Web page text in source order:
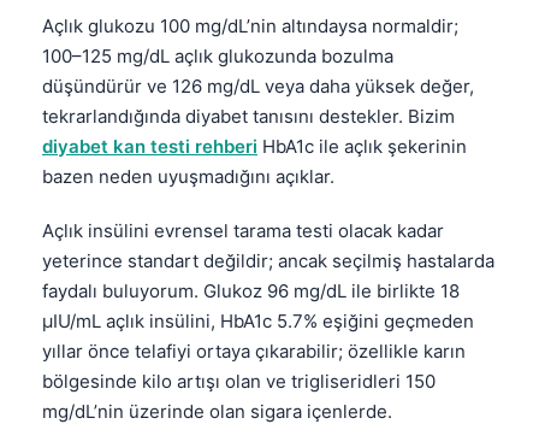
Açlık glukozu 100 mg/dL’nin altındaysa normaldir;
100–125 mg/dL açlık glukozunda bozulma
düşündürür ve 126 mg/dL veya daha yüksek değer,
tekrarlandığında diyabet tanısını destekler. Bizim
diyabet kan testi rehberi HbA1c ile açlık şekerinin
bazen neden uyuşmadığını açıklar.
Açlık insülini evrensel tarama testi olacak kadar
yeterince standart değildir; ancak seçilmiş hastalarda
faydalı buluyorum. Glukoz 96 mg/dL ile birlikte 18
µIU/mL açlık insülini, HbA1c 5.7% eşiğini geçmeden
yıllar önce telafiyi ortaya çıkarabilir; özellikle karın
bölgesinde kilo artışı olan ve trigliseridleri 150
mg/dL’nin üzerinde olan sigara içenlerde.
Português
Ελληνικά
Română
简体中文
فارسی
Dansk
Nederlands
हिन्दी
Bahasa Indonesia